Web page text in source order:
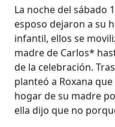
La noche del sábado
esposo dejaron a su
infantil, ellos se
madre de Carlos*
de la celebración.
planteó a Roxana
hogar de su madre
ella dijo que no